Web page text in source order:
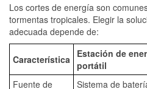
Los cortes de energía son
tormentas tropicales. Elegir la
adecuada depende de:
Característica
Estación de
portátil
Fuente de Sistema de